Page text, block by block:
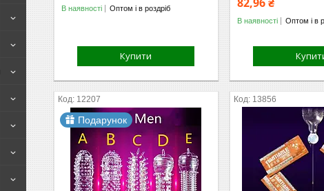
В наявності Оптом і в роздріб
Купити
В наявності Оптом і в
12207
Подарунок
13856